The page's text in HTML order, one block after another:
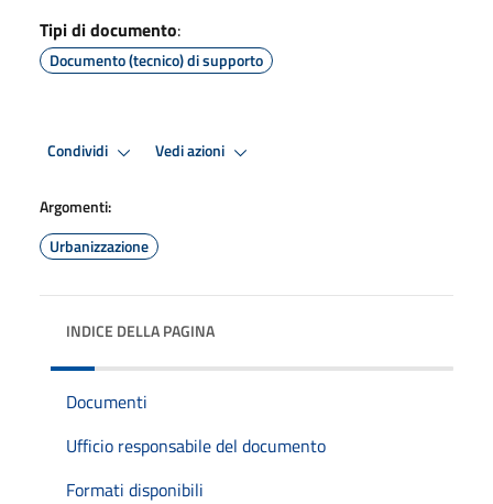
Tipi di documento:
Documento (tecnico) di supporto
Condividi Vedi azioni
Argomenti:
Urbanizzazione
INDICE DELLA PAGINA
Documenti
Ufficio responsabile del documento
Formati disponibili